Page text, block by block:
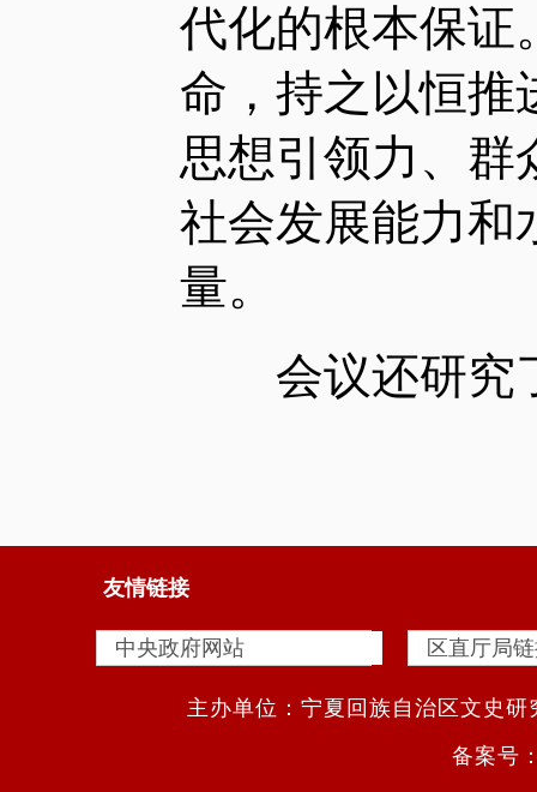
代化的根本保证
命，持之以恒推
思想引领力、群
社会发展能力和
量。
会议还研究
友情链接
主办单位：宁夏回族自治区文史
备案号